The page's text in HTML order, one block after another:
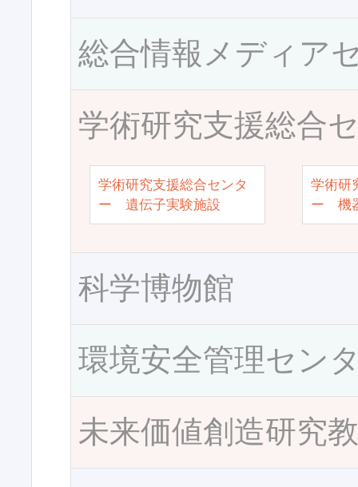
総合情報メディア
学術研究支援総合
学術研究支援総合センタ
ー 遺伝子実験施設
学術研
ー 機
科学博物館
環境安全管理セン
未来価値創造研究